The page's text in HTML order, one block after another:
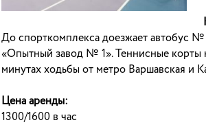
До спорткомплекса доезжает автобус №
«Опытный завод № 1». Теннисные корты
минутах ходьбы от метро Варшавская и
Цена аренды:
1300/1600 в час